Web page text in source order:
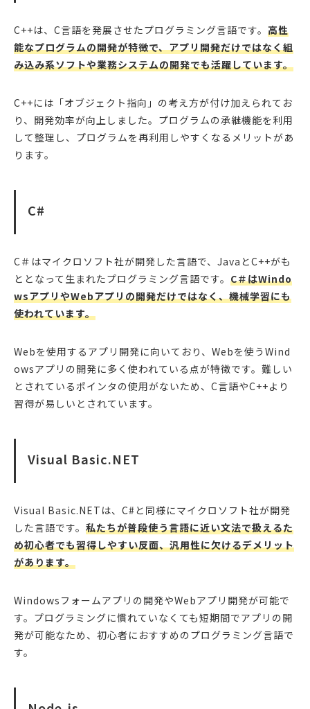
C++は、C言語を発展させたプログラミング言語です。 高性
能なプログラムの開発が特徴で、アプリ開発だけではなく組
み込み系ソフトや業務システムの開発でも活躍しています。
C++には「オブジェクト指向」の考え方が付け加えられてお
り、開発効率が向上しました。プログラムの承継機能を利用
して整理し、プログラムを再利用しやすくなるメリットがあ
ります。
C#
C＃はマイクロソフト社が開発した言語で、JavaとC++がも
ととなって生まれたプログラミング言語です。 C＃はWindo
wsアプリやWebアプリの開発だけではなく、機械学習にも
使われています。
Webを使用するアプリ開発に向いており、Webを使うWind
owsアプリの開発に多く使われている点が特徴です。難しい
とされているポインタの使用がないため、C言語やC++より
習得が易しいとされています。
Visual Basic.NET
Visual Basic.NETは、C#と同様にマイクロソフト社が開発
した言語です。 私たちが普段使う言語に近い文法で扱えるた
め初心者でも習得しやすい反面、汎用性に欠けるデメリット
があります。
Windowsフォームアプリの開発やWebアプリ開発が可能で
す。プログラミングに慣れていなくても短期間でアプリの開
発が可能なため、初心者におすすめのプログラミング言語で
す。